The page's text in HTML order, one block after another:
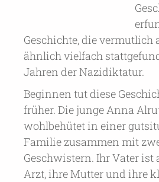
Geschichte, die vermutlich
ähnlich vielfach
Jahren der Nazidiktatur.
Beginnen tut diese
früher. Die junge Anna
wohlbehütet in einer
Familie zusammen mit
Geschwistern. Ihr Vater ist
Arzt, ihre Mutter und ihre